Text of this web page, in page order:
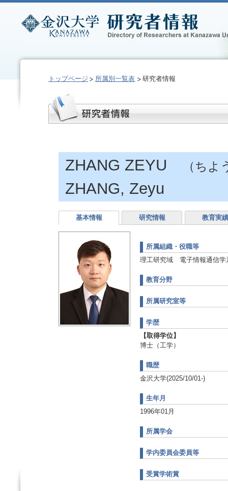
トップページ 所属別一覧表 研究者情報
ZHANG ZEYU （ちよ
ZHANG, Zeyu
基本情報 研究情報 教育実績
所属組織・役職等
理工研究域 電子情報通信学
教育分野
所属研究室等
学歴
【取得学位】
博士（工学）
職歴
金沢大学(2025/10/01-)
生年月
1996年01月
所属学会
学内委員会委員等
受賞学術賞